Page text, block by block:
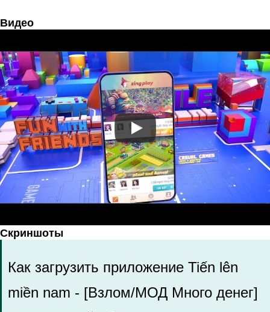
Видео
Скриншоты
Как загрузить приложение Tiến lên
miền nam - [Взлом/МОД Много денег]